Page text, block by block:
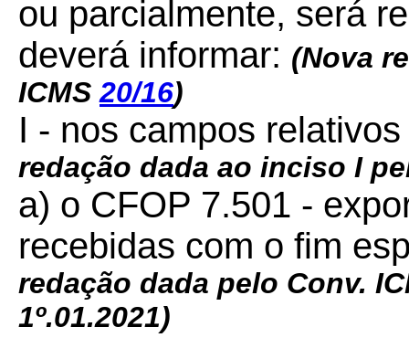
ou parcialmente, será
deverá informar: (Nova
ICMS20/16)
I - nos campos
redação dada ao inciso I
a) o CFOP 7.501 -
recebidas com o fim
redação dada pelo Conv.
1º.01.2021)